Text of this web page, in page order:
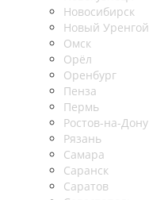
Новосибирск
Новый Уренгой
Омск
Орёл
Оренбург
Пенза
Пермь
Ростов-на-Дону
Рязань
Самара
Саранск
Саратов